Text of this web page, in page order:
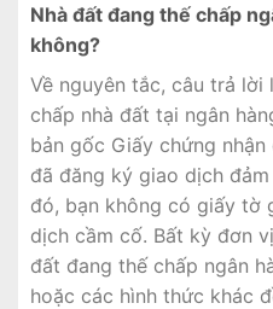
Nhà đất đang thế chấp
không?
Về nguyên tắc, câu trả lời
chấp nhà đất tại ngân
bản gốc Giấy chứng
đã đăng ký giao dịch
đó, bạn không có giấy tờ
dịch cầm cố. Bất kỳ đơn
đất đang thế chấp ngân
hoặc các hình thức khác